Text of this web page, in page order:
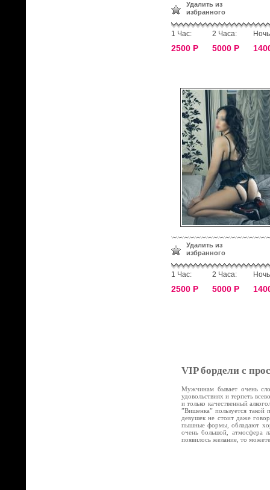
Удалить из
избранного
1 Час:
2500 Р
2 Часа:
5000 Р
Удалить из
избранного
1 Час:
2500 Р
2 Часа:
5000 Р
VIP бордели с
Мужчинам бывает очень
удовольствиях и терпеть
и только качественный
”Вишенка” пользуется
девушек не стоит даже
пышные формы, обладают
очень большой, атмосфера
появилось желание, то